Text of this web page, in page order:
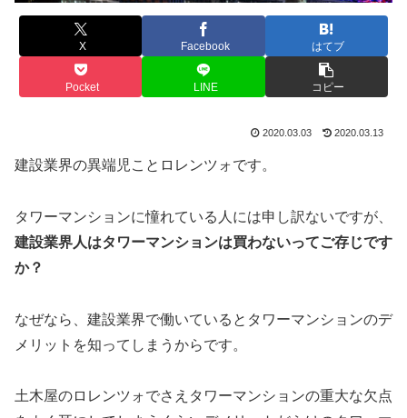
X Facebook はてブ
Pocket LINE コピー
2020.03.03 2020.03.13
建設業界の異端児ことロレンツォです。
タワーマンションに憧れている人には申し訳ないですが、
建設業界人はタワーマンションは買わないってご存じです
か？
なぜなら、建設業界で働いているとタワーマンションのデ
メリットを知ってしまうからです。
土木屋のロレンツォでさえタワーマンションの重大な欠点